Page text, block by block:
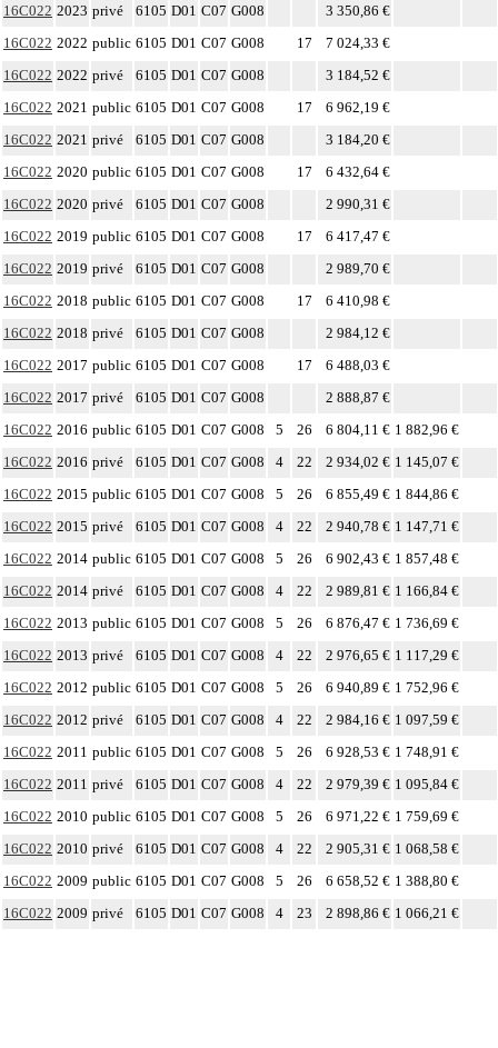
16C022 2023 privé 6105 D01 C07 G008
3 350,86 €
16C022 2022 public 6105 D01 C07 G008 17
7 024,33 €
16C022 2022 privé 6105 D01 C07 G008
3 184,52 €
16C022 2021 public 6105 D01 C07 G008 17
6 962,19 €
16C022 2021 privé 6105 D01 C07 G008
3 184,20 €
16C022 2020 public 6105 D01 C07 G008 17
6 432,64 €
16C022 2020 privé 6105 D01 C07 G008
2 990,31 €
16C022 2019 public 6105 D01 C07 G008 17
6 417,47 €
16C022 2019 privé 6105 D01 C07 G008
2 989,70 €
16C022 2018 public 6105 D01 C07 G008 17
6 410,98 €
16C022 2018 privé 6105 D01 C07 G008
2 984,12 €
16C022 2017 public 6105 D01 C07 G008 17
6 488,03 €
16C022 2017 privé 6105 D01 C07 G008
2 888,87 €
16C022 2016 public 6105 D01 C07 G008 5 26 6 804,11 € 1 882,96 €
16C022 2016 privé 6105 D01 C07 G008 4 22 2 934,02 € 1 145,07 €
16C022 2015 public 6105 D01 C07 G008 5 26 6 855,49 € 1 844,86 €
16C022 2015 privé 6105 D01 C07 G008 4 22 2 940,78 € 1 147,71 €
16C022 2014 public 6105 D01 C07 G008 5 26 6 902,43 € 1 857,48 €
16C022 2014 privé 6105 D01 C07 G008 4 22 2 989,81 € 1 166,84 €
16C022 2013 public 6105 D01 C07 G008 5 26 6 876,47 € 1 736,69 €
16C022 2013 privé 6105 D01 C07 G008 4 22 2 976,65 € 1 117,29 €
16C022 2012 public 6105 D01 C07 G008 5 26 6 940,89 € 1 752,96 €
16C022 2012 privé 6105 D01 C07 G008 4 22 2 984,16 € 1 097,59 €
16C022 2011 public 6105 D01 C07 G008 5 26 6 928,53 € 1 748,91 €
16C022 2011 privé 6105 D01 C07 G008 4 22 2 979,39 € 1 095,84 €
16C022 2010 public 6105 D01 C07 G008 5 26 6 971,22 € 1 759,69 €
16C022 2010 privé 6105 D01 C07 G008 4 22 2 905,31 € 1 068,58 €
16C022 2009 public 6105 D01 C07 G008 5 26 6 658,52 € 1 388,80 €
16C022 2009 privé 6105 D01 C07 G008 4 23 2 898,86 € 1 066,21 €